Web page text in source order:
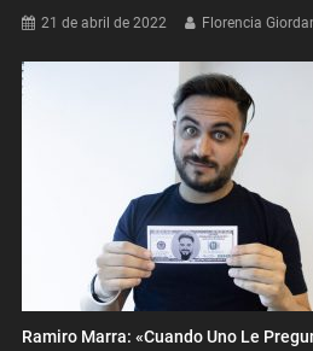
21 de abril de 2022 Florencia
Ramiro Marra: «Cuando Uno Le